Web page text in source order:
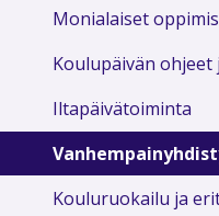
Monialaiset
Koulupäivän
Iltapäivätoiminta
Kouluruokailu ja